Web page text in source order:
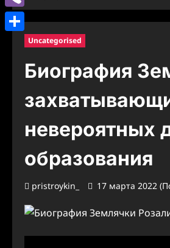
Uncategorised
Биография
невероятных
образования
pristroykin_ 17 марта 2022
Viber
Отправить